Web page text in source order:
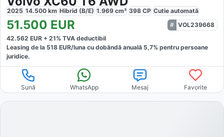
2025 14.500 km Hibrid (B/E) 1.969 cm³ 398 CP Cutie automată
51.500 EUR
VOL239668
42.562 EUR + 21% TVA deductibil
Leasing de la 518 EUR/luna cu dobăndă anuală 5,7% pentru persoane
juridice.
Sună WhatsApp Mesaj Favorite